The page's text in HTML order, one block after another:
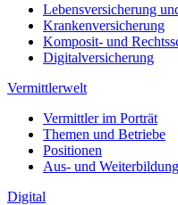
Lebensversicherung
Krankenversicherung
Komposit- und
Digitalversicherung
Vermittlerwelt
Vermittler im Porträt
Themen und Betriebe
Positionen
Aus- und Weiterbildung
Digital